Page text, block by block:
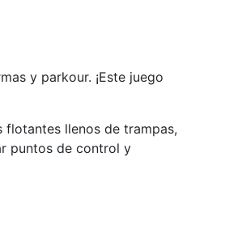
y parkour. ¡Este juego
flotantes llenos de trampas,
puntos de control y